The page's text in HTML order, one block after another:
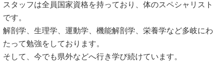
スタッフは全員国家資格を持っており、体のスペシャリスト
です。
解剖学、生理学、運動学、機能解剖学、栄養学など多岐にわ
たって勉強をしております。
そして、今でも県外などへ行き学び続けています。